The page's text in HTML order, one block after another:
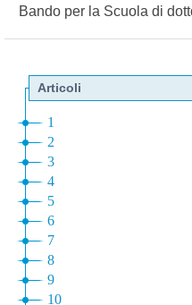
Bando per la Scuola di